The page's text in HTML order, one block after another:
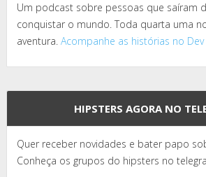
Um podcast sobre pessoas que saíram
conquistar o mundo. Toda quarta uma
aventura. Acompanhe as histórias no
HIPSTERS AGORA NO
Quer receber novidades e bater papo
Conheça os grupos do hipsters no